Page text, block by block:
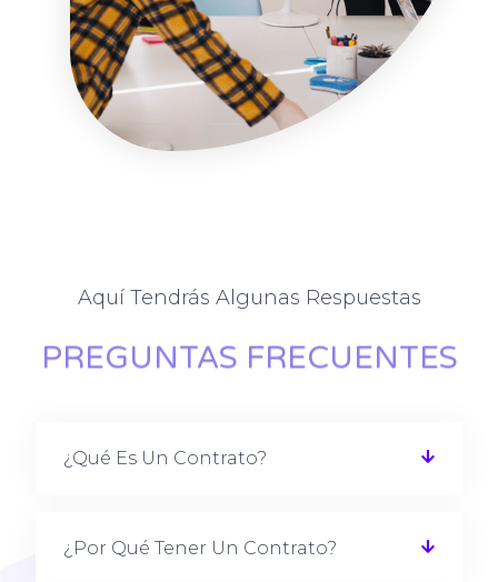
Aquí Tendrás Algunas Respuestas
PREGUNTAS FRECUENTES
¿Qué Es Un Contrato?
¿Por Qué Tener Un Contrato?